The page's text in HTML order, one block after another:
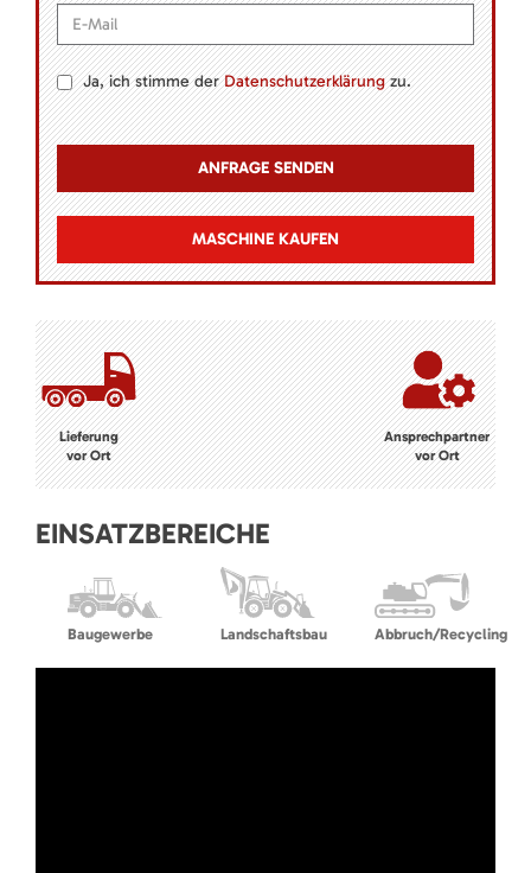
Ja, ich stimme derDatenschutzerklärungzu.
MASCHINE KAUFEN
Lieferung
vor Ort
Ansprechpartner
vor Ort
EINSATZBEREICHE
Baugewerbe Landschaftsbau Abbruch/Recycling